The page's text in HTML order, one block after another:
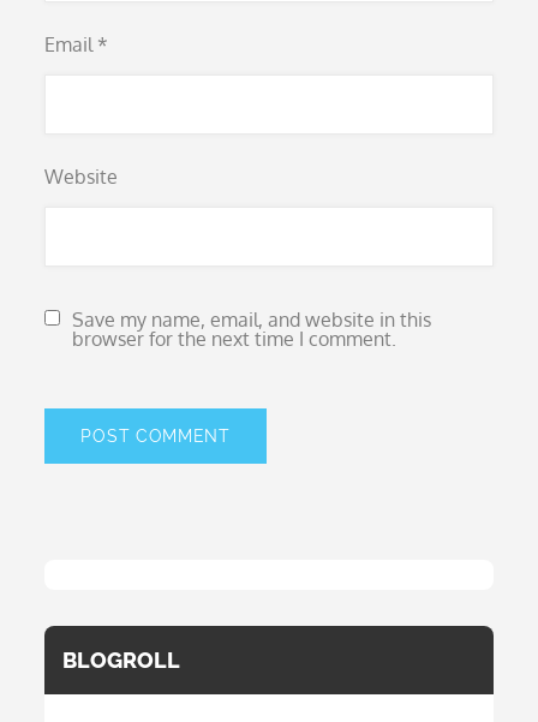
Email *
Website
Save my name, email, and website in this
browser for the next time I comment.
BLOGROLL